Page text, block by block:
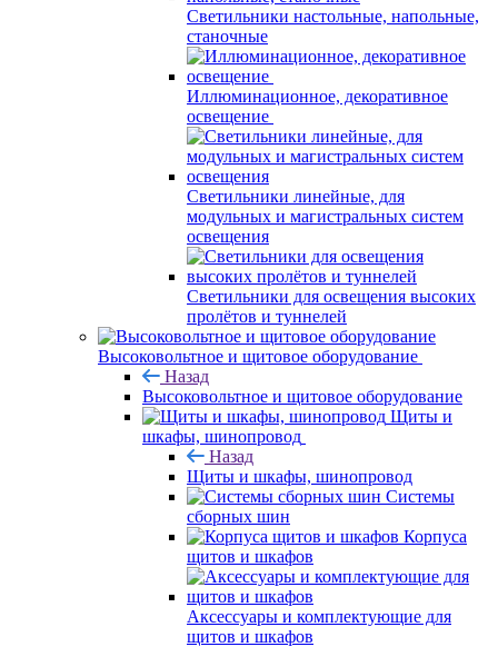
Светильники настольные, напольные,
станочные
Иллюминационное, декоративное
освещение
Светильники линейные, для
модульных и магистральных систем
освещения
Светильники для освещения высоких
пролётов и туннелей
Высоковольтное и щитовое оборудование
Назад
Высоковольтное и щитовое оборудование
Щиты и
шкафы, шинопровод
Назад
Щиты и шкафы, шинопровод
Системы
сборных шин
Корпуса
щитов и шкафов
Аксессуары и комплектующие для
щитов и шкафов